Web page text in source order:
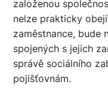
založenou
nelze prakticky
zaměstnance, bude
spojených s jejich
správě sociálního
pojišťovnám.